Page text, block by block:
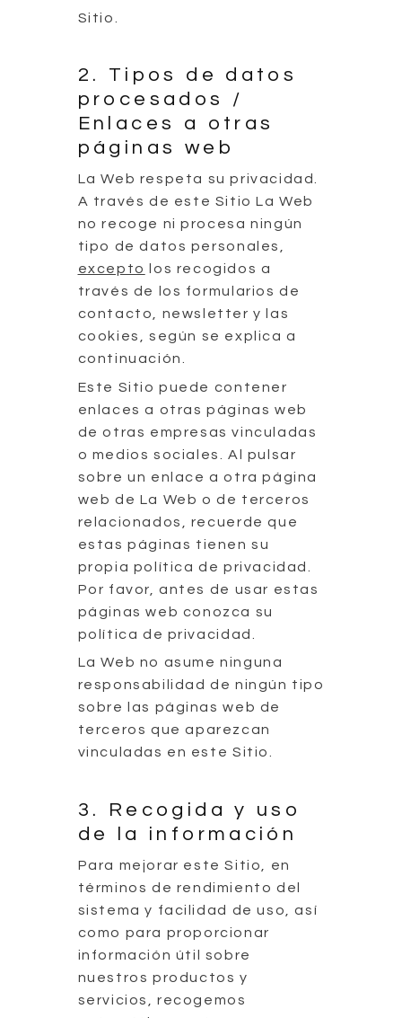
Sitio.
2. Tipos de datos
procesados /
Enlaces a otras
páginas web
La Web respeta su privacidad.
A través de este Sitio La Web
no recoge ni procesa ningún
tipo de datos personales,
excepto
los recogidos a
través de los formularios de
contacto, newsletter y las
cookies, según se explica a
continuación.
Este Sitio puede contener
enlaces a otras páginas web
de otras empresas vinculadas
o medios sociales. Al pulsar
sobre un enlace a otra página
web de La Web o de terceros
relacionados, recuerde que
estas páginas tienen su
propia política de privacidad.
Por favor, antes de usar estas
páginas web conozca su
política de privacidad.
La Web no asume ninguna
responsabilidad de ningún tipo
sobre las páginas web de
terceros que aparezcan
vinculadas en este Sitio.
3. Recogida y uso
de la información
Para mejorar este Sitio, en
términos de rendimiento del
sistema y facilidad de uso, así
como para proporcionar
información útil sobre
nuestros productos y
servicios, recogemos